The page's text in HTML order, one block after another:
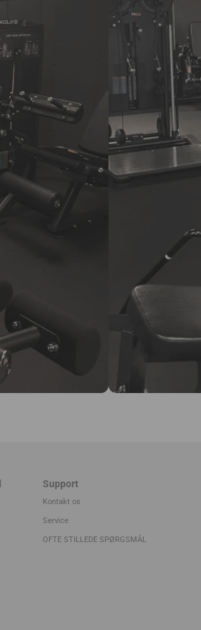
Support
Kontakt os
Service
OFTE STILLEDE SPØRGSMÅL